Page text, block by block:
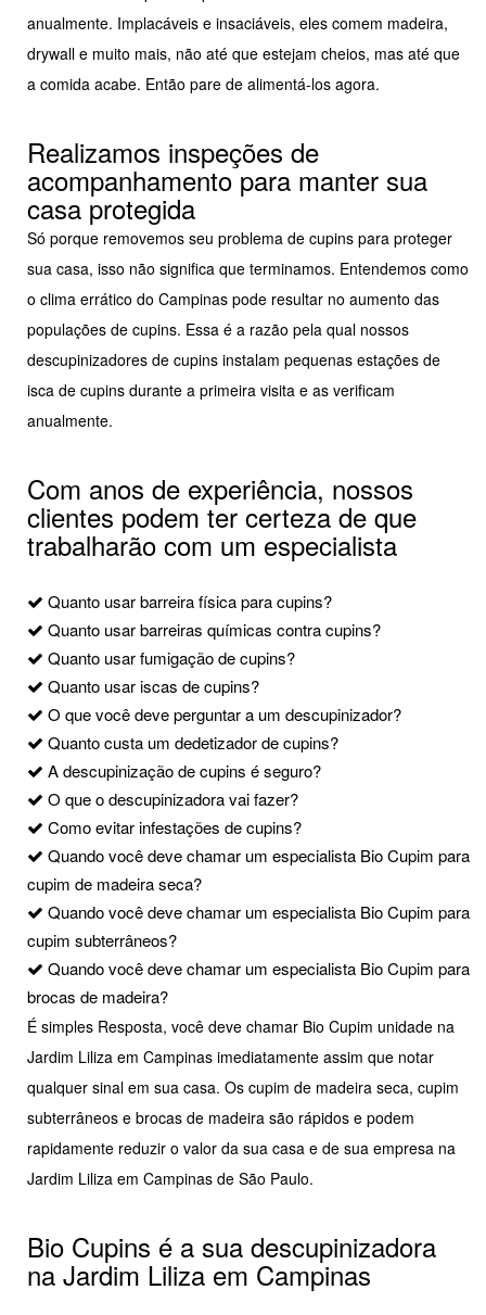
anualmente. Implacáveis e insaciáveis, eles comem madeira,
drywall e muito mais, não até que estejam cheios, mas até que
a comida acabe. Então pare de alimentá-los agora.
Realizamos inspeções de
acompanhamento para manter sua
casa protegida
Só porque removemos seu problema de cupins para proteger
sua casa, isso não significa que terminamos. Entendemos como
o clima errático do Campinas pode resultar no aumento das
populações de cupins. Essa é a razão pela qual nossos
descupinizadores de cupins instalam pequenas estações de
isca de cupins durante a primeira visita e as verificam
anualmente.
Com anos de experiência, nossos
clientes podem ter certeza de que
trabalharão com um especialista
Quanto usar barreira física para cupins?
Quanto usar barreiras químicas contra cupins?
Quanto usar fumigação de cupins?
Quanto usar iscas de cupins?
O que você deve perguntar a um descupinizador?
Quanto custa um dedetizador de cupins?
A descupinização de cupins é seguro?
O que o descupinizadora vai fazer?
Como evitar infestações de cupins?
Quando você deve chamar um especialista Bio Cupim para
cupim de madeira seca?
Quando você deve chamar um especialista Bio Cupim para
cupim subterrâneos?
Quando você deve chamar um especialista Bio Cupim para
brocas de madeira?
É simples Resposta, você deve chamar Bio Cupim unidade na
Jardim Liliza em Campinas imediatamente assim que notar
qualquer sinal em sua casa. Os cupim de madeira seca, cupim
subterrâneos e brocas de madeira são rápidos e podem
rapidamente reduzir o valor da sua casa e de sua empresa na
Jardim Liliza em Campinas de São Paulo.
Bio Cupins é a sua descupinizadora
na Jardim Liliza em Campinas